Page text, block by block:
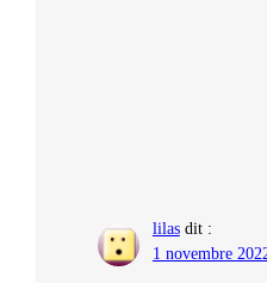
lilas dit :
1 novembre